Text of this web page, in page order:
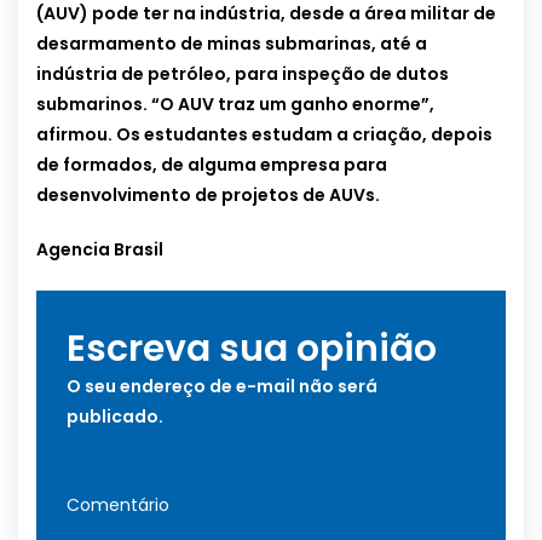
(AUV) pode ter na indústria, desde a área militar de
desarmamento de minas submarinas, até a
indústria de petróleo, para inspeção de dutos
submarinos. “O AUV traz um ganho enorme”,
afirmou. Os estudantes estudam a criação, depois
de formados, de alguma empresa para
desenvolvimento de projetos de AUVs.
Agencia Brasil
Escreva sua opinião
O seu endereço de e-mail não será
publicado.
Comentário